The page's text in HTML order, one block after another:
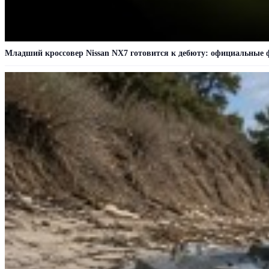
Младший кроссовер Nissan NX7 готовится к дебюту: официальные